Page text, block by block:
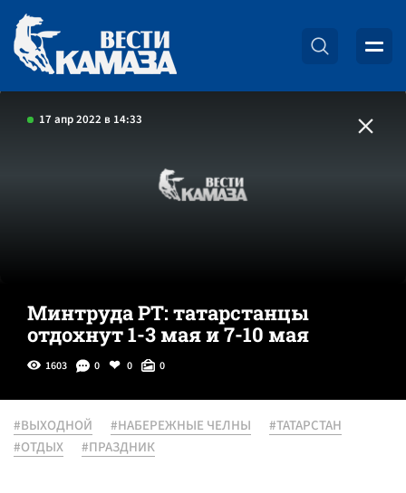
17 апр 2022 в 14:33
Минтруда РТ: татарстанцы
отдохнут 1-3 мая и 7-10 мая
1603 0 0 0
#ВЫХОДНОЙ #НАБЕРЕЖНЫЕ ЧЕЛНЫ
#ТАТАРСТАН
#ОТДЫХ
#ПРАЗДНИК